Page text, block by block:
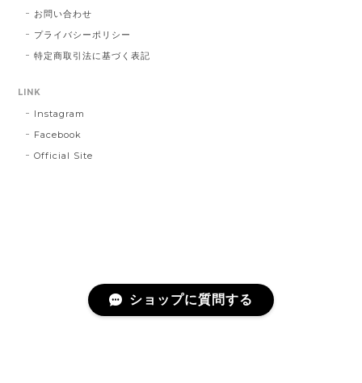
お問い合わせ
プライバシーポリシー
特定商取引法に基づく表記
LINK
Instagram
Facebook
Official Site
ショップに質問する